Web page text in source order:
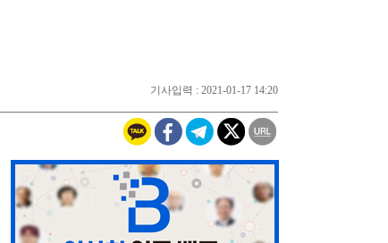
기사입력 : 2021-01-17 14:20